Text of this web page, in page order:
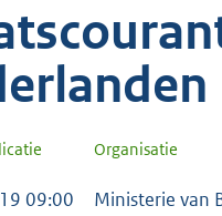
Organisatie
09:00
Ministerie van